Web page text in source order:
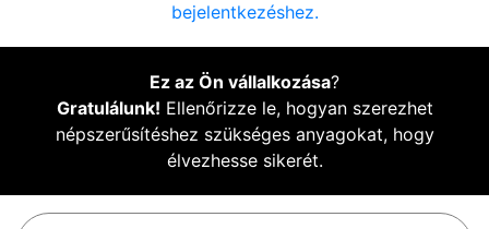
bejelentkezéshez.
Ez az Ön vállalkozása?
Gratulálunk! Ellenőrizze le, hogyan szerezhet
népszerűsítéshez szükséges anyagokat, hogy
élvezhesse sikerét.